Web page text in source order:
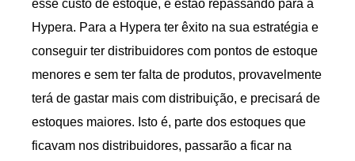
esse custo de estoque, e estão repassando para a
Hypera. Para a Hypera ter êxito na sua estratégia e
conseguir ter distribuidores com pontos de estoque
menores e sem ter falta de produtos, provavelmente
terá de gastar mais com distribuição, e precisará de
estoques maiores. Isto é, parte dos estoques que
ficavam nos distribuidores, passarão a ficar na